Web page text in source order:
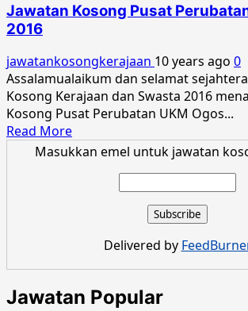
Jawatan Kosong Pusat
2016
jawatankosongkerajaan 10 years ago 0
Assalamualaikum dan selamat
Kosong Kerajaan dan Swasta 2016
Kosong Pusat Perubatan UKM Ogos...
Read MoreRead
more
Ogos
2016
Masukkan emel untuk jawatan
Delivered by
Jawatan Popular